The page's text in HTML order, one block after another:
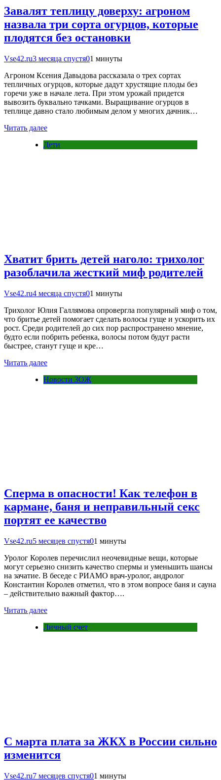
Завалят теплицу доверху: агроном
назвала три сорта огурцов, которые
плодятся без остановки
Vse42.ru3 месяца спустя01 минуты
Агроном Ксения Давыдова рассказала о трех сортах
тепличных огурцов, которые дадут хрустящие плоды без
горечи уже в начале лета. При этом урожай придется
вывозить буквально тачками. Выращивание огурцов в
теплице давно стало любимым делом у многих дачник…
Читать далее
Дети
Хватит брить детей наголо: трихолог
разоблачила жесткий миф родителей
Vse42.ru4 месяца спустя01 минуты
Трихолог Юлия Галлямова опровергла популярный миф о том,
что бритье детей помогает сделать волосы гуще и ускорить их
рост. Среди родителей до сих пор распространено мнение,
будто если побрить ребенка, волосы потом будут расти
быстрее, станут гуще и кре…
Читать далее
Новости ЗОЖ
Сперма в опасности! Как телефон в
кармане, баня и неправильный секс
портят ее качество
Vse42.ru5 месяцев спустя01 минуты
Уролог Королев перечислил неочевидные вещи, которые
могут серьезно снизить качество спермы и уменьшить шансы
на зачатие. В беседе с РИАМО врач-уролог, андролог
Константин Королев отметил, что в этом вопросе баня и сауна
– действительно важный фактор….
Читать далее
Личный счет
С марта плата за ЖКХ в России сильно
изменится
Vse42.ru7 месяцев спустя01 минуты